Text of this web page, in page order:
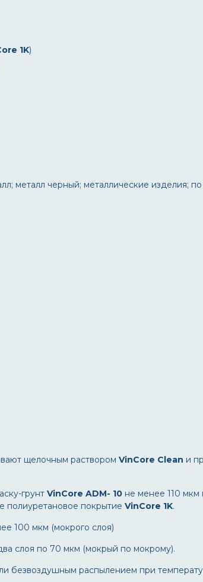
1K)
металл черный; металлические изделия;
щелочным раствором VinCore Clean и
грунт VinCore ADM- 10 не менее 110
полиуретановое покрытие VinCore 1K.
100 мкм (мокрого слоя)
слоя по 70 мкм (мокрый по мокрому).
безвоздушным распылением при